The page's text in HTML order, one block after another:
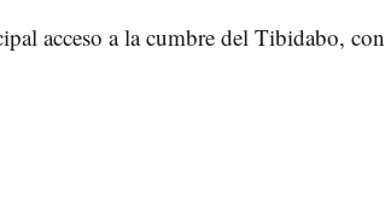
acceso a la cumbre del Tibidabo, con